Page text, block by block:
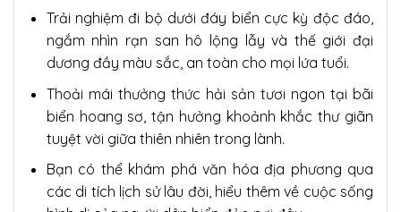
Trải nghiệm đi bộ dưới đáy biển cực kỳ độc đáo,
ngắm nhìn rạn san hô lộng lẫy và thế giới đại
dương đầy màu sắc, an toàn cho mọi lứa tuổi.
Thoải mái thưởng thức hải sản tươi ngon tại bãi
biển hoang sơ, tận hưởng khoảnh khắc thư giãn
tuyệt vời giữa thiên nhiên trong lành.
Bạn có thể khám phá văn hóa địa phương qua
các di tích lịch sử lâu đời, hiểu thêm về cuộc sống